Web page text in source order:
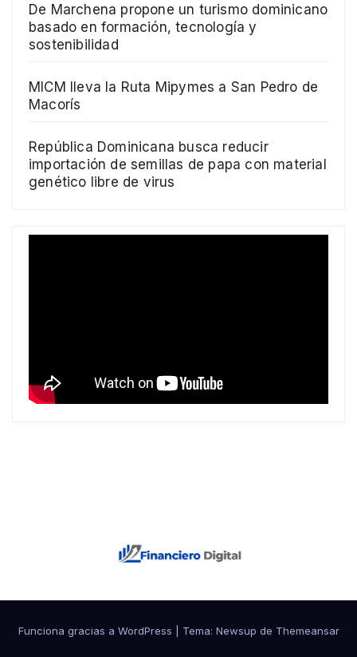
De Marchena propone un turismo dominicano
basado en formación, tecnología y
sostenibilidad
MICM lleva la Ruta Mipymes a San Pedro de
Macorís
República Dominicana busca reducir
importación de semillas de papa con material
genético libre de virus
Funciona gracias a WordPress Tema: Newsup de Themeansar